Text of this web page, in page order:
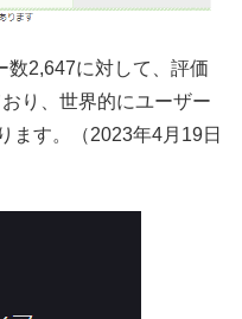
数2,647に対して、評価
り、世界的にユーザー
ます。（2023年4月19日